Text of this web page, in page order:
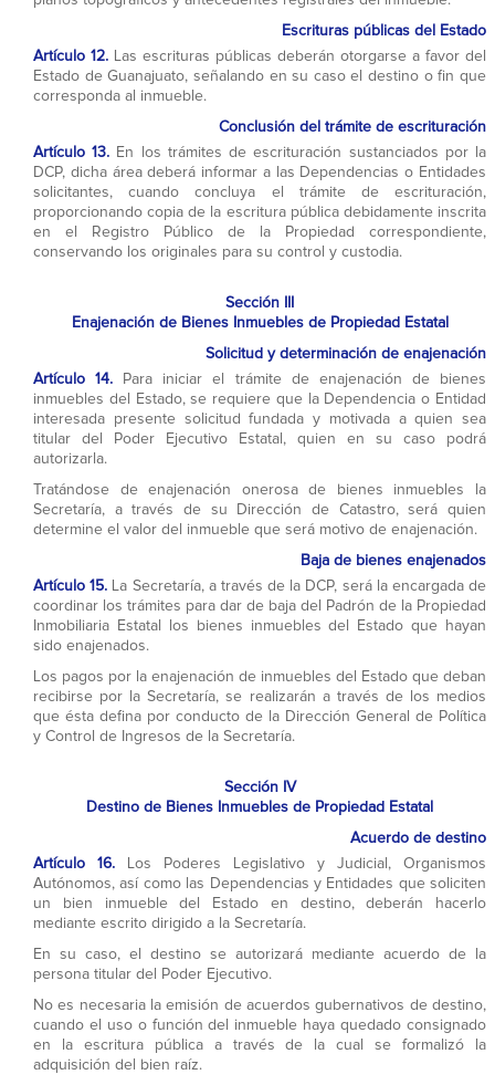
Escrituras públicas del Estado
Artículo 12. Las escrituras públicas deberán otorgarse a favor del
Estado de Guanajuato, señalando en su caso el destino o fin que
corresponda al inmueble.
Conclusión del trámite de escrituración
Artículo 13. En los trámites de escrituración sustanciados por la
DCP, dicha área deberá informar a las Dependencias o Entidades
solicitantes, cuando concluya el trámite de escrituración,
proporcionando copia de la escritura pública debidamente inscrita
en el Registro Público de la Propiedad correspondiente,
conservando los originales para su control y custodia.
Sección III
Enajenación de Bienes Inmuebles de Propiedad Estatal
Solicitud y determinación de enajenación
Artículo 14.
Para iniciar el trámite de enajenación de bienes
inmuebles del Estado, se requiere que la Dependencia o Entidad
interesada presente solicitud fundada y motivada a quien sea
titular del Poder Ejecutivo Estatal, quien en su caso podrá
autorizarla.
Tratándose de enajenación onerosa de bienes inmuebles la
Secretaría, a través de su Dirección de Catastro, será quien
determine el valor del inmueble que será motivo de enajenación.
Baja de bienes enajenados
Artículo 15. La Secretaría, a través de la DCP, será la encargada de
coordinar los trámites para dar de baja del Padrón de la Propiedad
Inmobiliaria Estatal los bienes inmuebles del Estado que hayan
sido enajenados.
Los pagos por la enajenación de inmuebles del Estado que deban
recibirse por la Secretaría, se realizarán a través de los medios
que ésta defina por conducto de la Dirección General de Política
y Control de Ingresos de la Secretaría.
Sección IV
Destino de Bienes Inmuebles de Propiedad Estatal
Acuerdo de destino
Artículo 16.
Los Poderes Legislativo y Judicial, Organismos
Autónomos, así como las Dependencias y Entidades que soliciten
un bien inmueble del Estado en destino, deberán hacerlo
mediante escrito dirigido a la Secretaría.
En su caso, el destino se autorizará mediante acuerdo de la
persona titular del Poder Ejecutivo.
No es necesaria la emisión de acuerdos gubernativos de destino,
cuando el uso o función del inmueble haya quedado consignado
en la escritura pública a través de la cual se formalizó la
adquisición del bien raíz.